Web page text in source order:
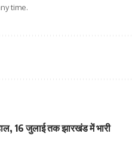
time.
16 जुलाई तक झारखंड में भारी